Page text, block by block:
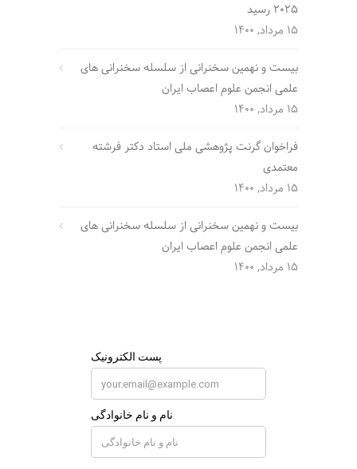
2025 رسید
15 مرداد, 1400
بیست و نهمین سخنرانی از سلسله سخنرانی های
علمی انجمن علوم اعصاب ایران
15 مرداد, 1400
فراخوان گرنت پژوهشی ملی استاد دکتر فرشته
معتمدی
15 مرداد, 1400
بیست و نهمین سخنرانی از سلسله سخنرانی های
علمی انجمن علوم اعصاب ایران
15 مرداد, 1400